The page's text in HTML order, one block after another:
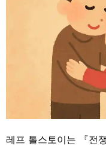
레프 톨스토이는 『전